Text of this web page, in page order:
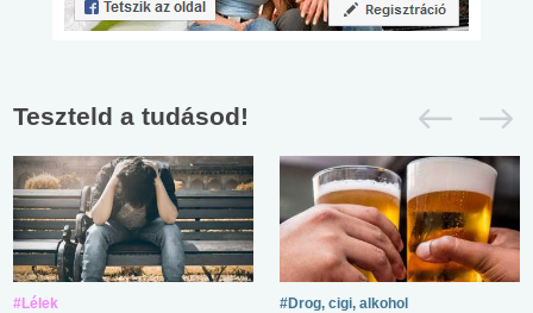
Teszteld a tudásod!
#Lélek #Drog, cigi, alkohol